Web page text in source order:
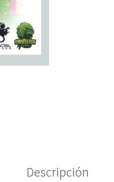
Descripción